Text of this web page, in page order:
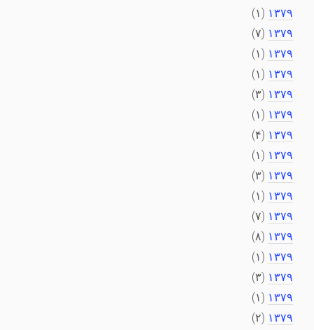
۱۳۷۹ (۱)
۱۳۷۹ (۷)
۱۳۷۹ (۱)
۱۳۷۹ (۱)
۱۳۷۹ (۳)
۱۳۷۹ (۱)
۱۳۷۹ (۴)
۱۳۷۹ (۱)
۱۳۷۹ (۳)
۱۳۷۹ (۱)
۱۳۷۹ (۷)
۱۳۷۹ (۸)
۱۳۷۹ (۱)
۱۳۷۹ (۳)
۱۳۷۹ (۱)
۱۳۷۹ (۲)